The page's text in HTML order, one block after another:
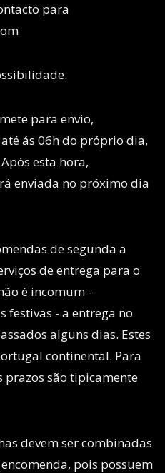
para
para envio,
ás 06h do próprio dia,
esta hora,
enviada no próximo dia
de segunda a
de entrega para o
é incomum -
festivas - a entrega no
alguns dias. Estes
continental. Para
prazos são tipicamente
devem ser combinadas
pois possuem